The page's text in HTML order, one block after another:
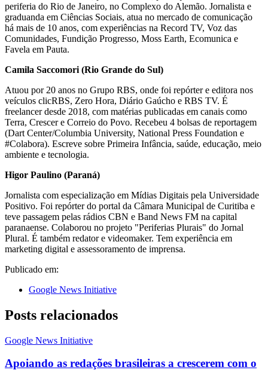
periferia do Rio de Janeiro, no Complexo do Alemão. Jornalista e
graduanda em Ciências Sociais, atua no mercado de comunicação
há mais de 10 anos, com experiências na Record TV, Voz das
Comunidades, Fundição Progresso, Moss Earth, Ecomunica e
Favela em Pauta.
Camila Saccomori (Rio Grande do Sul)
Atuou por 20 anos no Grupo RBS, onde foi repórter e editora nos
veículos clicRBS, Zero Hora, Diário Gaúcho e RBS TV. É
freelancer desde 2018, com matérias publicadas em canais como
Terra, Crescer e Correio do Povo. Recebeu 4 bolsas de reportagem
(Dart Center/Columbia University, National Press Foundation e
#Colabora). Escreve sobre Primeira Infância, saúde, educação, meio
ambiente e tecnologia.
Higor Paulino (Paraná)
Jornalista com especialização em Mídias Digitais pela Universidade
Positivo. Foi repórter do portal da Câmara Municipal de Curitiba e
teve passagem pelas rádios CBN e Band News FM na capital
paranaense. Colaborou no projeto "Periferias Plurais" do Jornal
Plural. É também redator e videomaker. Tem experiência em
marketing digital e assessoramento de imprensa.
Publicado em:
Google News Initiative
Posts relacionados
Google News Initiative
Apoiando as redações brasileiras a crescerem com o